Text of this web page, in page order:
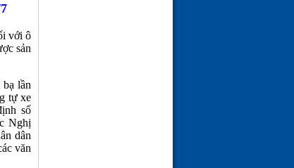
với ô
sản
lần
tự xe
số
Nghị
dân
văn